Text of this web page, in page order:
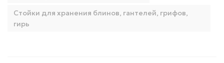
Стойки для хранения блинов, гантелей, грифов,
гирь